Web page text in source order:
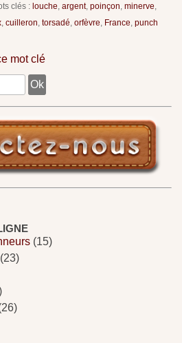
clés : louche argent, poinçon minerve
cuilleron torsadé orfèvre France punch
mot clé
(15)
(23)